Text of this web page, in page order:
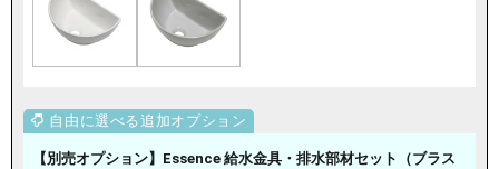
【別売オプション】Essence 給水金具・排水部材セット（ブラス